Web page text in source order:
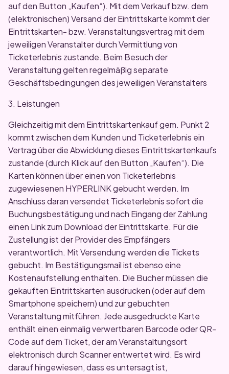
auf den Button „Kaufen“). Mit dem Verkauf bzw. dem
(elektronischen) Versand der Eintrittskarte kommt der
Eintrittskarten- bzw. Veranstaltungsvertrag mit dem
jeweiligen Veranstalter durch Vermittlung von
Ticketerlebnis zustande. Beim Besuch der
Veranstaltung gelten regelmäßig separate
Geschäftsbedingungen des jeweiligen Veranstalters
3. Leistungen
Gleichzeitig mit dem Eintrittskartenkauf gem. Punkt 2
kommt zwischen dem Kunden und Ticketerlebnis ein
Vertrag über die Abwicklung dieses Eintrittskartenkaufs
zustande (durch Klick auf den Button „Kaufen“). Die
Karten können über einen von Ticketerlebnis
zugewiesenen HYPERLINK gebucht werden. Im
Anschluss daran versendet Ticketerlebnis sofort die
Buchungsbestätigung und nach Eingang der Zahlung
einen Link zum Download der Eintrittskarte. Für die
Zustellung ist der Provider des Empfängers
verantwortlich. Mit Versendung werden die Tickets
gebucht. Im Bestätigungsmail ist ebenso eine
Kostenaufstellung enthalten. Die Bucher müssen die
gekauften Eintrittskarten ausdrucken (oder auf dem
Smartphone speichern) und zur gebuchten
Veranstaltung mitführen. Jede ausgedruckte Karte
enthält einen einmalig verwertbaren Barcode oder QR-
Code auf dem Ticket, der am Veranstaltungsort
elektronisch durch Scanner entwertet wird. Es wird
darauf hingewiesen, dass es untersagt ist,